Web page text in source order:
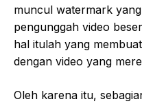
muncul watermark
pengunggah video
hal itulah yang
dengan video yang
Oleh karena itu,